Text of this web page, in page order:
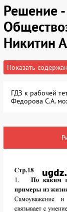
Решение
Никитин
Показать
ГДЗ к рабочей
Федорова С.А.